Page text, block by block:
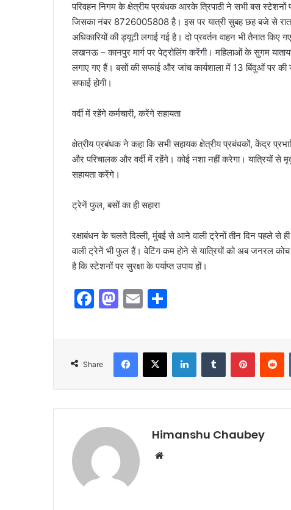
परिवहन निगम के क्षेत्रीय प्रबंधक आरके त्रिपाठी ने सभी बस
जिसका नंबर 8726005808 है। इस पर यात्री सुबह छह बजे से
अधिकारियों की ड्यूटी लगाई गई है। दो प्रवर्तन वाहन भी
लखनऊ – कानपुर मार्ग पर पेट्रोलिंग करेंगी। महिलाओं के सुगम
लगाए गए हैं। बसों की सफाई और जांच कार्यशाला में 13 बिंदुओं पर
सफाई होगी।
वर्दी में रहेंगे कर्मचारी, करेंगे सहायता
क्षेत्रीय प्रबंधक ने कहा कि सभी सहायक क्षेत्रीय प्रबंधकों, केंद्र
और परिचालक और वर्दी में रहेंगे। कोई नशा नहीं करेगा। यात्रियों
सहायता करेंगे।
ट्रेनें फुल, बसों का ही सहारा
रक्षाबंधन के चलते दिल्ली, मुंबई से आने वाली ट्रेनों तीन दिन पहले से
वाली ट्रेनें भी फुल हैं। वेटिंग कम होने से यात्रियों को अब जनरल कोच
है कि स्टेशनों पर सुरक्षा के पर्याप्त उपाय हों।
F
c
e
o
o
k
M
st
o
d
o
n
E
ai
l
ar
e
Share
Himanshu Chaubey